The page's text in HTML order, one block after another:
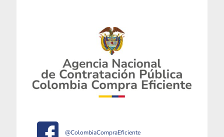
@ColombiaCompraEficiente